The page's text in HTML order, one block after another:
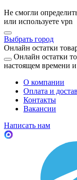
Не смогли
или используете vpn
Выбрать город
Онлайн остатки
Онлайн остатки
настоящем времени и
О компании
Оплата и
Контакты
Вакансии
Написать нам